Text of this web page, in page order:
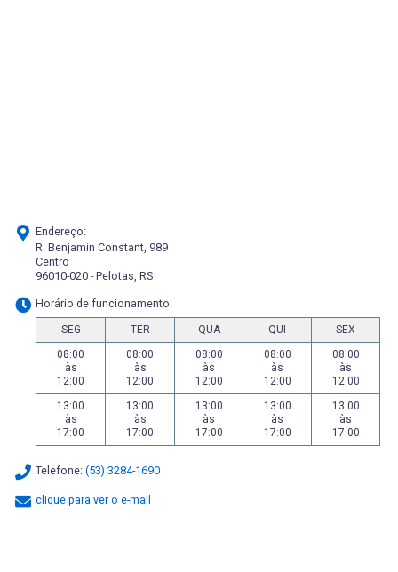
Endereço:
R. Benjamin Constant, 989
Centro
96010-020 - Pelotas, RS
Horário de funcionamento:
SEG TER QUA QUI
SEX
08:00
às
12:00
08:00
às
12:00
08:00
às
12:00
08:00
às
12:00
08:00
às
12:00
13:00
às
17:00
13:00
às
17:00
13:00
às
17:00
13:00
às
17:00
13:00
às
17:00
Telefone: (53) 3284-1690
clique para ver o e-mail